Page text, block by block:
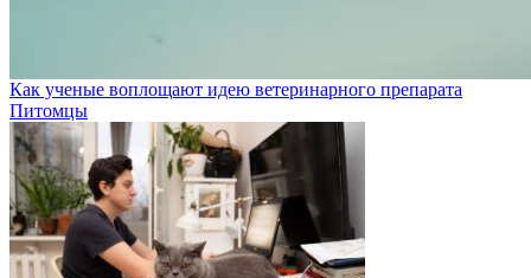
Как ученые воплощают идею ветеринарного препарата
Питомцы